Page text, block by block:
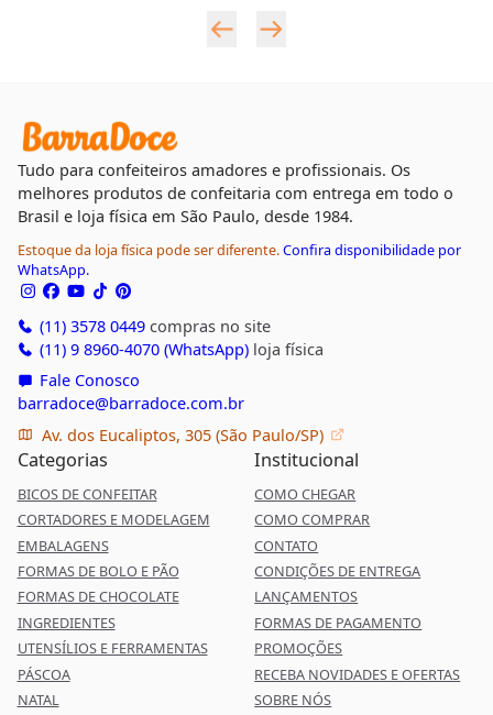
Tudo para confeiteiros amadores e profissionais. Os
melhores produtos de confeitaria com entrega em todo o
Brasil e loja física em São Paulo, desde 1984.
Estoque da loja física pode ser diferente.Confira disponibilidade por
WhatsApp.
(11) 3578 0449compras no site
(11) 9 8960-4070 (WhatsApp)loja física
Fale Conosco
barradoce@barradoce.com.br
Av. dos Eucaliptos, 305 (São Paulo/SP)
Categorias
BICOS DE CONFEITAR
CORTADORES E MODELAGEM
EMBALAGENS
FORMAS DE BOLO E PÃO
FORMAS DE CHOCOLATE
INGREDIENTES
UTENSÍLIOS E FERRAMENTAS
PÁSCOA
NATAL
Institucional
COMO CHEGAR
COMO COMPRAR
CONTATO
CONDIÇÕES DE ENTREGA
LANÇAMENTOS
FORMAS DE PAGAMENTO
PROMOÇÕES
RECEBA NOVIDADES E OFERTAS
SOBRE NÓS